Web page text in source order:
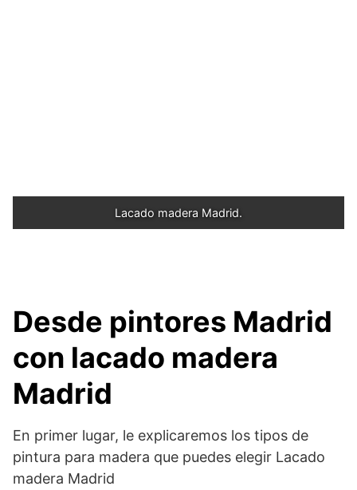
Lacado madera Madrid.
Desde pintores Madrid
con lacado madera
Madrid
En primer lugar, le explicaremos los tipos de
pintura para madera que puedes elegir Lacado
madera Madrid